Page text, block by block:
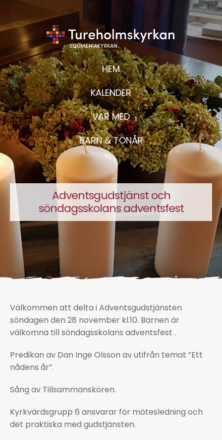
HEM
KALENDER
VAR MED
BARN & TONÅR
Adventsgudstjänst och
söndagsskolans adventsfest
Välkommen att delta i Adventsgudstjänsten
söndagen den 28 november kl.10. Barnen är
välkomna till söndagsskolans adventsfest .
Predikan av Dan Inge Olsson av utifrån temat ”Ett
nådens år”.
Sång av Tillsammanskören.
Kyrkvärdsgrupp 6 ansvarar för mötesledning och
det praktiska med gudstjänsten.